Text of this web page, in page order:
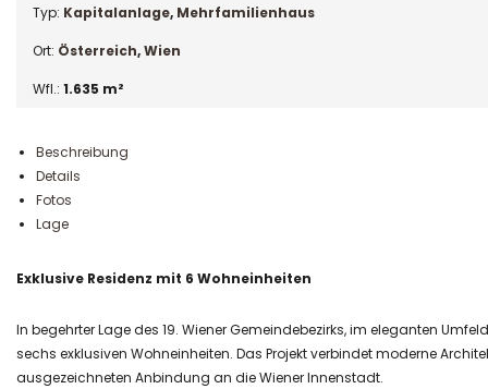
Typ: Kapitalanlage, Mehrfamilienhaus
Ort: Österreich,Wien
Wfl.: 1.635 m²
Beschreibung
Details
Fotos
Lage
Exklusive Residenz mit 6 Wohneinheiten
In begehrter Lage des 19. Wiener Gemeindebezirks, im eleganten
sechs exklusiven Wohneinheiten. Das Projekt verbindet moderne
ausgezeichneten Anbindung an die Wiener Innenstadt.